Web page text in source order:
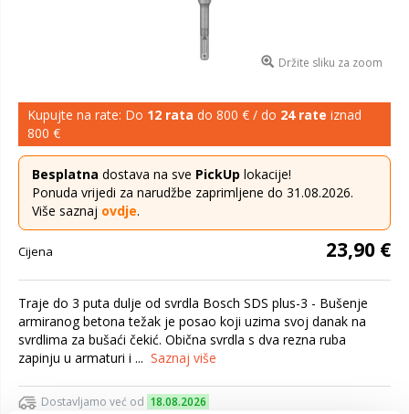
Držite sliku za zoom
Kupujte na rate: Do 12 rata do 800 € / do 24 rate iznad
800 €
Besplatna dostava na sve PickUp lokacije!
Ponuda vrijedi za narudžbe zaprimljene do 31.08.2026.
Više saznaj ovdje.
Cijena 23,90 €
Traje do 3 puta dulje od svrdla Bosch SDS plus-3 - Bušenje
armiranog betona težak je posao koji uzima svoj danak na
svrdlima za bušaći čekić. Obična svrdla s dva rezna ruba
zapinju u armaturi i ... Saznaj više
Dostavljamo već od 18.08.2026